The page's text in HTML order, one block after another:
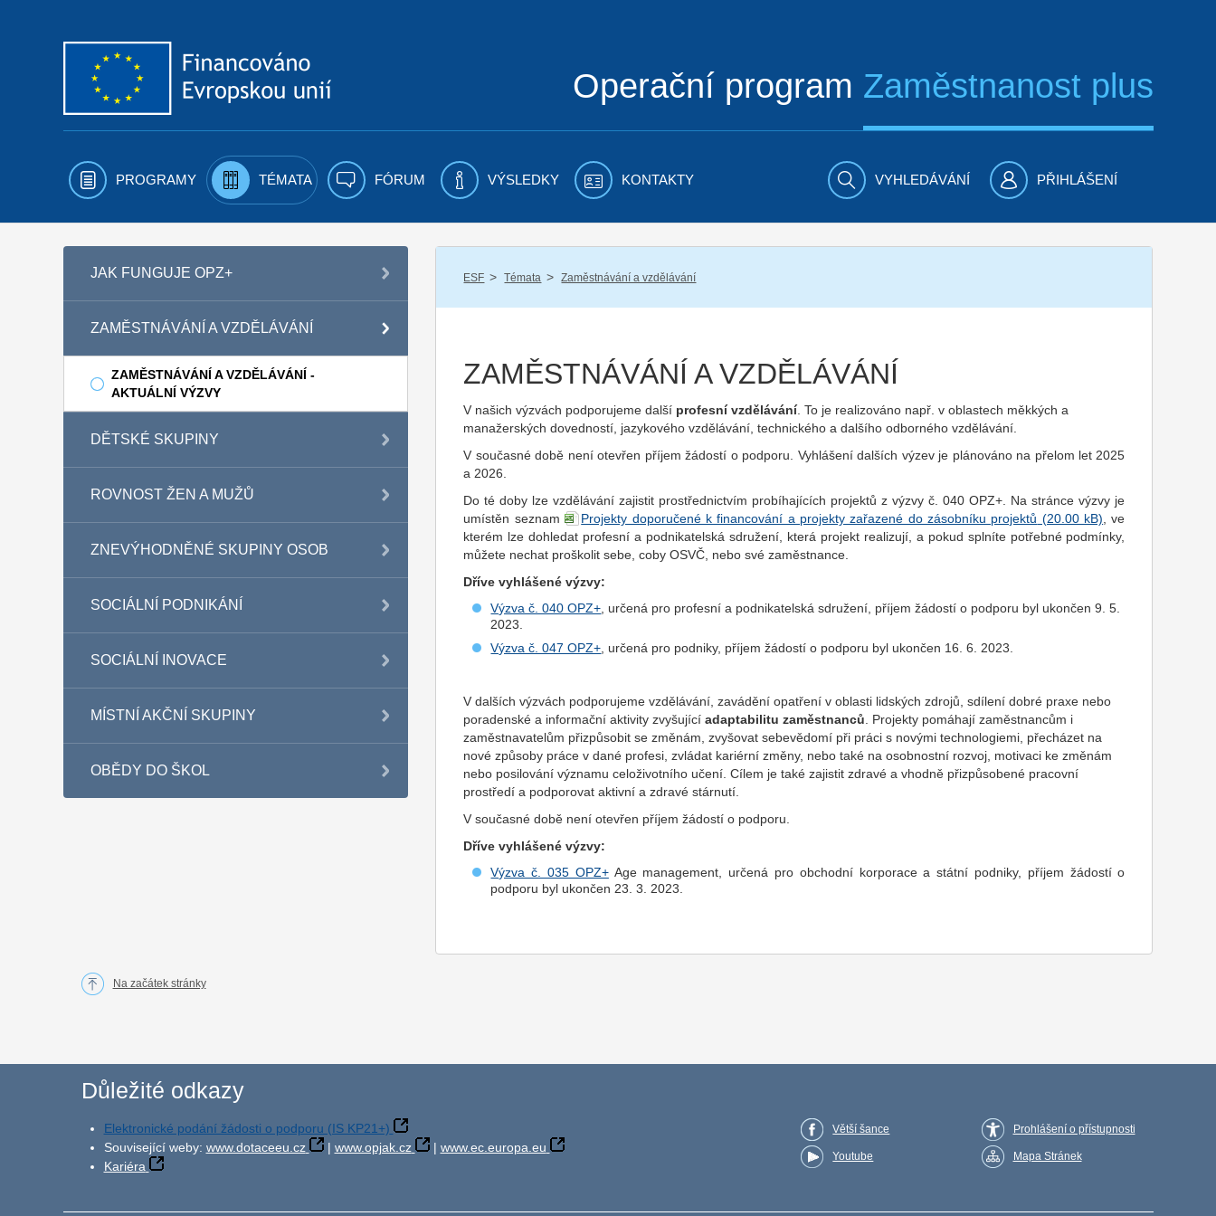
Operační program Zaměstnanost plus
PROGRAMY TÉMATA FÓRUM VÝSLEDKY KONTAKTY VYHLEDÁVÁNÍ PŘIHLÁŠENÍ
JAK FUNGUJE OPZ+
ZAMĚSTNÁVÁNÍ A VZDĚLÁVÁNÍ
ZAMĚSTNÁVÁNÍ A VZDĚLÁVÁNÍ -
AKTUÁLNÍ VÝZVY
DĚTSKÉ SKUPINY
ROVNOST ŽEN A MUŽŮ
ZNEVÝHODNĚNÉ SKUPINY OSOB
SOCIÁLNÍ PODNIKÁNÍ
SOCIÁLNÍ INOVACE
MÍSTNÍ AKČNÍ SKUPINY
OBĚDY DO ŠKOL
ESF / Témata / Zaměstnávání a vzdělávání
ZAMĚSTNÁVÁNÍ A VZDĚLÁVÁNÍ
V našich výzvách podporujeme další profesní vzdělávání. To je realizováno např. v oblastech měkkých a
manažerských dovedností, jazykového vzdělávání, technického a dalšího odborného vzdělávání.
V současné době není otevřen příjem žádostí o podporu. Vyhlášení dalších výzev je plánováno na přelom let 2025
a 2026.
Do té doby lze vzdělávání zajistit prostřednictvím probíhajících projektů z výzvy č. 040 OPZ+. Na stránce výzvy je
umístěn seznam
Projekty doporučené k financování a projekty zařazené do zásobníku projektů
, ve
kterém lze dohledat profesní a podnikatelská sdružení, která projekt realizují, a pokud splníte potřebné podmínky,
můžete nechat proškolit sebe, coby OSVČ, nebo své zaměstnance.
Dříve vyhlášené výzvy:
Výzva č. 040 OPZ+ , určená pro profesní a podnikatelská sdružení, příjem žádostí o podporu byl ukončen 9. 5.
2023.
Výzva č. 047 OPZ+ , určená pro podniky, příjem žádostí o podporu byl ukončen 16. 6. 2023.
V dalších výzvách podporujeme vzdělávání, zavádění opatření v oblasti lidských zdrojů, sdílení dobré praxe nebo
poradenské a informační aktivity zvyšujícíadaptabilitu zaměstnanců . Projekty pomáhají zaměstnancům i
zaměstnavatelům přizpůsobit se změnám, zvyšovat sebevědomí při práci s novými technologiemi, přecházet na
nové způsoby práce v dané profesi, zvládat kariérní změny, nebo také na osobnostní rozvoj, motivaci ke změnám
nebo posilování významu celoživotního učení. Cílem je také zajistit zdravé a vhodně přizpůsobené pracovní
prostředí a podporovat aktivní a zdravé stárnutí.
V současné době není otevřen příjem žádostí o podporu.
Dříve vyhlášené výzvy:
Výzva č. 035 OPZ+Age management, určená pro obchodní korporace a státní podniky, příjem žádostí o
podporu byl ukončen 23. 3. 2023.
Na začátek stránky
Důležité odkazy
Elektronické podání žádosti o podporu (IS KP21+)
Související weby: www.dotaceeu.cz | www.opjak.cz | www.ec.europa.eu
Kariéra
Větší šance
Youtube
Prohlášení o přístupnosti
Mapa Stránek